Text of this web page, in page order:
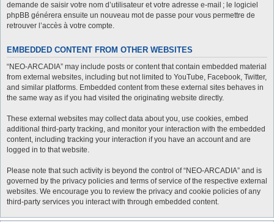
demande de saisir votre nom d’utilisateur et votre adresse e-mail ; le logiciel
phpBB générera ensuite un nouveau mot de passe pour vous permettre de
retrouver l’accès à votre compte.
EMBEDDED CONTENT FROM OTHER WEBSITES
“NEO-ARCADIA” may include posts or content that contain embedded material
from external websites, including but not limited to YouTube, Facebook, Twitter,
and similar platforms. Embedded content from these external sites behaves in
the same way as if you had visited the originating website directly.
These external websites may collect data about you, use cookies, embed
additional third-party tracking, and monitor your interaction with the embedded
content, including tracking your interaction if you have an account and are
logged in to that website.
Please note that such activity is beyond the control of “NEO-ARCADIA” and is
governed by the privacy policies and terms of service of the respective external
websites. We encourage you to review the privacy and cookie policies of any
third-party services you interact with through embedded content.